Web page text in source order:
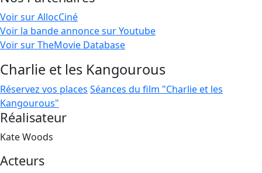
Voir sur AllocCiné
Voir la bande annonce sur Youtube
Voir sur TheMovie Database
Charlie et les Kangourous
Réservez vos places Séances du film "Charlie et les
Kangourous"
Réalisateur
Kate Woods
Acteurs